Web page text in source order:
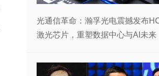
光通信革命：瀚孚光电震撼发布
激光芯片，重塑数据中心与AI未来